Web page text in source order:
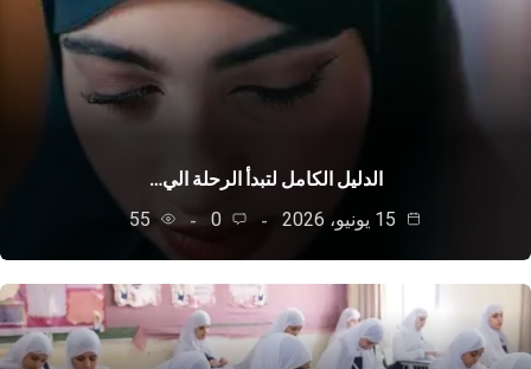
الدليل الكامل لتبدأ الرحلة الي…
0
55